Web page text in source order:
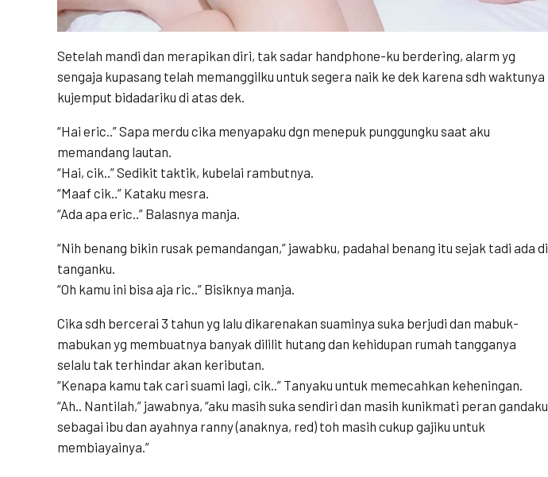
Setelah mandi dan merapikan diri, tak sadar handphone-ku berdering, alarm yg
sengaja kupasang telah memanggilku untuk segera naik ke dek karena sdh waktunya
kujemput bidadariku di atas dek.
“Hai eric..” Sapa merdu cika menyapaku dgn menepuk punggungku saat aku
memandang lautan.
“Hai, cik..” Sedikit taktik, kubelai rambutnya.
“Maaf cik..” Kataku mesra.
“Ada apa eric..” Balasnya manja.
“Nih benang bikin rusak pemandangan,” jawabku, padahal benang itu sejak tadi ada di
tanganku.
“Oh kamu ini bisa aja ric..” Bisiknya manja.
Cika sdh bercerai 3 tahun yg lalu dikarenakan suaminya suka berjudi dan mabuk-
mabukan yg membuatnya banyak dililit hutang dan kehidupan rumah tangganya
selalu tak terhindar akan keributan.
“Kenapa kamu tak cari suami lagi, cik..” Tanyaku untuk memecahkan keheningan.
“Ah.. Nantilah,” jawabnya, “aku masih suka sendiri dan masih kunikmati peran gandaku
sebagai ibu dan ayahnya ranny (anaknya, red) toh masih cukup gajiku untuk
membiayainya.”